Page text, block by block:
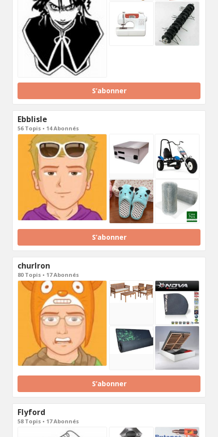
S’abonner
Ebblisle
56 Topis • 14 Abonnés
S’abonner
churlron
80 Topis • 17 Abonnés
S’abonner
Flyford
58 Topis • 17 Abonnés